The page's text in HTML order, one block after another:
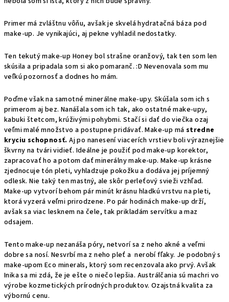
Primer má zvláštnu vôňu, avšak je skvelá hydratačná báza pod
make-up. Je vynikajúci, aj pekne vyhladil nedostatky.
Ten tekutý make-up Honey bol strašne oranžový, tak ten som len
skúsila a pripadala som si ako pomaranč. :D Nevenovala som mu
veľkú pozornosť a dodnes ho mám.
Poďme však na samotné minerálne make-upy. Skúšala som ich s
primerom aj bez. Nanášala som ich tak, ako ostatné make-upy,
kabuki štetcom, krúživými pohybmi. Stačí si dať do viečka ozaj
veľmi malé množstvo a postupne pridávať. Make-up má stredne
kryciu schopnosť. Aj po nanesení viacerích vrstiev boli výraznejšie
škvrny na tvári vidieť. Ideálne je použiť pod make-up korektor,
zapracovať ho a potom dať minerálny make-up. Make-up krásne
zjednocuje tón pleti, vyhladzuje pokožku a dodáva jej príjemný
odlesk. Nie taký ten mastný, ale skôr perleťový svieži vzhľad.
Make-up vytvorí behom pár minút krásnu hladkú vrstvu na pleti,
ktorá vyzerá veľmi prirodzene. Po pár hodinách make-up drží,
avšak sa viac lesknem na čele, tak prikladám servítku a maz
odsajem.
Tento make-up nezanáša póry, netvorí sa z neho akné a veľmi
dobre sa nosí. Nesvrbí ma z neho pleť a nerobí fľaky. Je podobný s
make-upom Eco minerals, ktorý som recenzovala ako prvý. Avšak
Inika sa mi zdá, že je ešte o niečo lepšia. Austrálčania sú machri vo
výrobe kozmetických prírodných produktov. Ozajstná kvalita za
výbornú cenu.